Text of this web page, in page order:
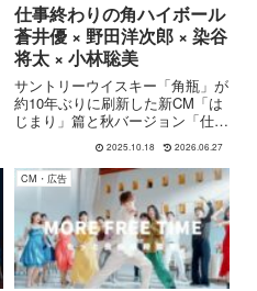
仕事終わりの角ハイボール
蒼井優 × 野田洋次郎 × 染谷
将太 × 小林聡美
サントリーウイスキー「角瓶」が
約10年ぶりに刷新した新CM「は
じまり」篇と秋バージョン「仕事
染谷将太が来訪者、野田洋次郎
（RADWIMPS）が弾き語りで
「ウイスキーが、お好きでしょ」
を歌唱、小林聡美も常連客として
登場。
2025.10.18 2026.06.27
CM・広告